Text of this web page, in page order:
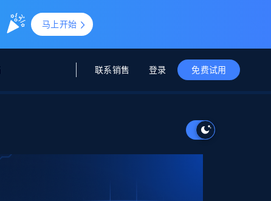
马上开始
解锁实时电商洞察与AI驱动的业务推荐
洞察
$2000/月
登录
联系销售 免费试用